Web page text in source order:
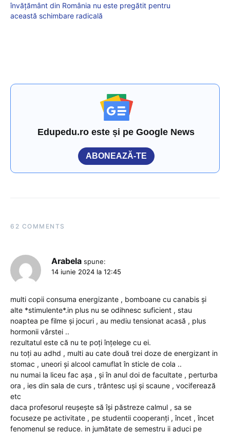
învățământ din România nu este pregătit pentru
această schimbare radicală
Edupedu.ro este și pe Google News
ABONEAZĂ-TE
62 COMMENTS
Arabela spune:
14 iunie 2024 la 12:45
multi copii consuma energizante , bomboane cu canabis și
alte *stimulente*.in plus nu se odihnesc suficient , stau
noaptea pe filme și jocuri , au mediu tensionat acasă , plus
hormonii vârstei ..
rezultatul este că nu te poți înțelege cu ei.
nu toți au adhd , multi au cate două trei doze de energizant in
stomac , uneori și alcool camuflat în sticle de cola ..
nu numai la liceu fac așa , și în anul doi de facultate , perturba
ora , ies din sala de curs , trântesc uși și scaune , vociferează
etc
daca profesorul reușește să își păstreze calmul , sa se
focuseze pe activitate , pe studentii cooperanți , încet , încet
fenomenul se reduce. in jumătate de semestru ii aduci pe